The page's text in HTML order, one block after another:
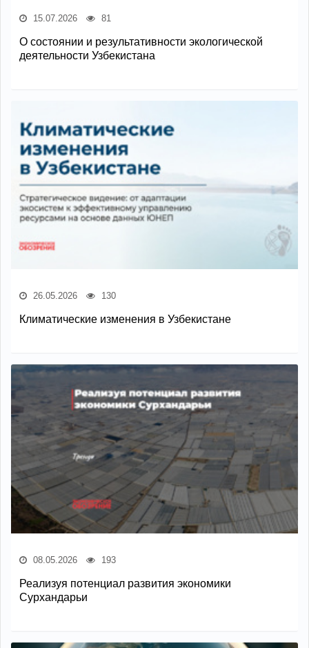
15.07.2026 81
О состоянии и результативности экологической
деятельности Узбекистана
26.05.2026 130
Климатические изменения в Узбекистане
08.05.2026 193
Реализуя потенциал развития экономики
Сурхандарьи